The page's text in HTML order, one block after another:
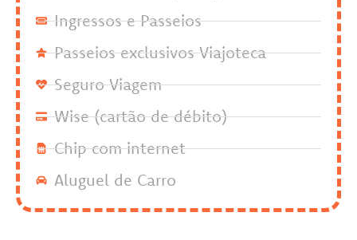
Ingressos e Passeios
Passeios exclusivos Viajoteca
Seguro Viagem
Wise (cartão de débito)
Chip com internet
Aluguel de Carro